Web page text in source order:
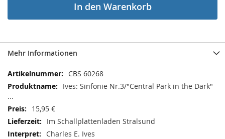
In den Warenkorb
Mehr Informationen
Mehr
Informationen
CBS 60268
Ives: Sinfonie Nr.3/"Central Park in the Dark"
...
15,95 €
Im Schallplattenladen Stralsund
Charles E. Ives